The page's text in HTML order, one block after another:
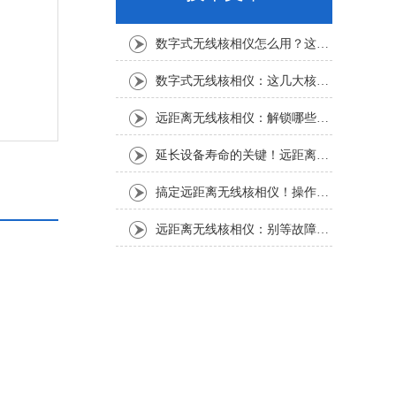
数字式无线核相仪怎么用？这份实操指南，新手也能轻松上手
数字式无线核相仪：这几大核心特点，让核相作业效率直接“提速”
远距离无线核相仪：解锁哪些“看不见”的电力适配场景？
延长设备寿命的关键！远距离无线核相仪的保养细节，资深运维都在悄悄用
搞定远距离无线核相仪！操作步骤全梳理，每一步都讲透
远距离无线核相仪：别等故障才重视！这份维护保养指南请收好